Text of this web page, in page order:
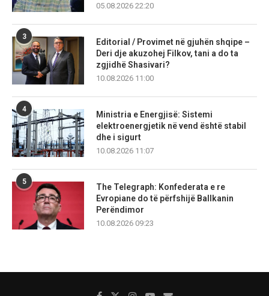
05.08.2026 22:20
3
Editorial / Provimet në gjuhën shqipe –
Deri dje akuzohej Filkov, tani a do ta
zgjidhë Shasivari?
10.08.2026 11:00
4
Ministria e Energjisë: Sistemi
elektroenergjetik në vend është stabil
dhe i sigurt
10.08.2026 11:07
5
The Telegraph: Konfederata e re
Evropiane do të përfshijë Ballkanin
Perëndimor
10.08.2026 09:23